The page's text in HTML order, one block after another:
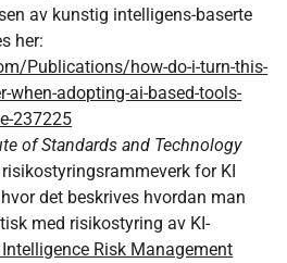
av kunstig intelligens-baserte
her:
Publications/how-do-i-turn-this-
when-adopting-ai-based-tools-
237225
of Standards and Technology
for KI
det beskrives hvordan man
med risikostyring av KI-
Risk Management